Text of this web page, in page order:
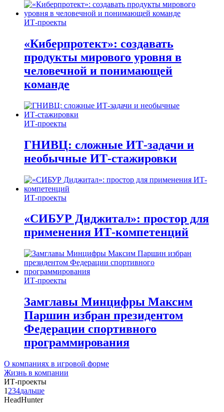
ИТ-проекты
«Киберпротект»: создавать
продукты мирового уровня в
человечной и понимающей
команде
ИТ-проекты
ГНИВЦ: сложные ИТ‑задачи и
необычные ИТ‑стажировки
ИТ-проекты
«СИБУР Диджитал»: простор для
применения ИТ-компетенций
ИТ-проекты
Замглавы Минцифры Максим
Паршин избран президентом
Федерации спортивного
программирования
О компаниях в игровой форме
Жизнь в компании
ИТ-проекты
1 234дальше
HeadHunter